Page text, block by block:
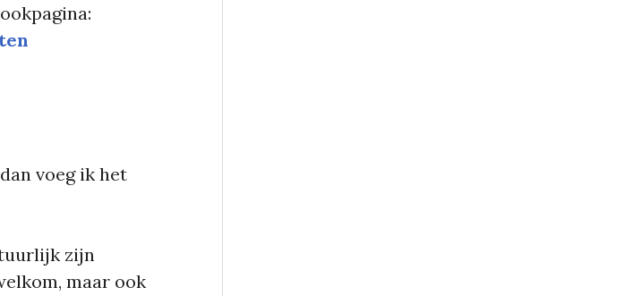
voeg ik het
zijn
maar ook